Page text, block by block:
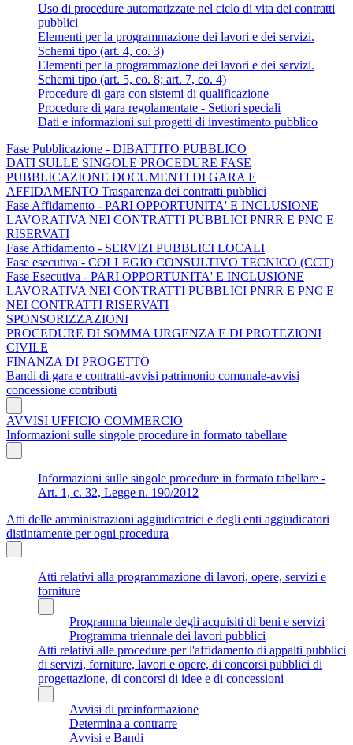
Uso di procedure automatizzate nel ciclo di vita dei contratti
pubblici
Elementi per la programmazione dei lavori e dei servizi.
Schemi tipo (art. 4, co. 3)
Elementi per la programmazione dei lavori e dei servizi.
Schemi tipo (art. 5, co. 8; art. 7, co. 4)
Procedure di gara con sistemi di qualificazione
Procedure di gara regolamentate - Settori speciali
Dati e informazioni sui progetti di investimento pubblico
Fase Pubblicazione - DIBATTITO PUBBLICO
DATI SULLE SINGOLE PROCEDURE FASE
PUBBLICAZIONE DOCUMENTI DI GARA E
AFFIDAMENTO Trasparenza dei contratti pubblici
Fase Affidamento - PARI OPPORTUNITA' E INCLUSIONE
LAVORATIVA NEI CONTRATTI PUBBLICI PNRR E PNC E
RISERVATI
Fase Affidamento - SERVIZI PUBBLICI LOCALI
Fase esecutiva - COLLEGIO CONSULTIVO TECNICO (CCT)
Fase Esecutiva - PARI OPPORTUNITA' E INCLUSIONE
LAVORATIVA NEI CONTRATTI PUBBLICI PNRR E PNC E
NEI CONTRATTI RISERVATI
SPONSORIZZAZIONI
PROCEDURE DI SOMMA URGENZA E DI PROTEZIONI
CIVILE
FINANZA DI PROGETTO
Bandi di gara e contratti-avvisi patrimonio comunale-avvisi
concessione contributi
AVVISI UFFICIO COMMERCIO
Informazioni sulle singole procedure in formato tabellare
Informazioni sulle singole procedure in formato tabellare -
Art. 1, c. 32, Legge n. 190/2012
Atti delle amministrazioni aggiudicatrici e degli enti aggiudicatori
distintamente per ogni procedura
Atti relativi alla programmazione di lavori, opere, servizi e
forniture
Programma biennale degli acquisiti di beni e servizi
Programma triennale dei lavori pubblici
Atti relativi alle procedure per l'affidamento di appalti pubblici
di servizi, forniture, lavori e opere, di concorsi pubblici di
progettazione, di concorsi di idee e di concessioni
Avvisi di preinformazione
Determina a contrarre
Avvisi e Bandi